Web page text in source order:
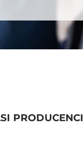
PRODUCENCI